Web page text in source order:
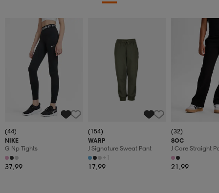
(44)
NIKE
G Np Tights
37,99
(154)
WARP
J Signature Sweat Pant
+1
17,99
(32)
SOC
J Core Straight
21,99